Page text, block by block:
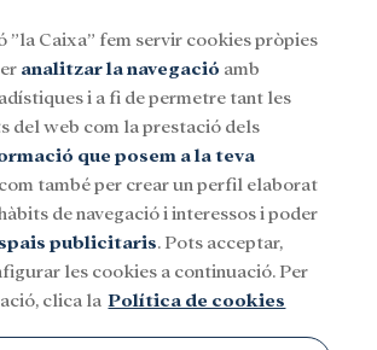
i bequesCultura
Torrents
”la Caixa” fem servir cookies pròpies
analitzar la navegació amb
i a fi de permetre tant les
del web com la prestació dels
que posem a la teva
també per crear un perfil elaborat
de navegació i interessos i poder
publicitaris. Pots acceptar,
les cookies a continuació. Per
clica la Política de cookies